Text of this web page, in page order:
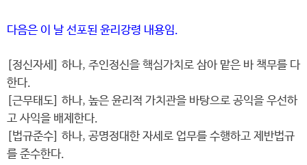
다음은 이 날 선포된 윤리강령 내용임.
[정신자세] 하나, 주인정신을 핵심가치로 삼아 맡은 바 책무를 다
한다.
[근무태도] 하나, 높은 윤리적 가치관을 바탕으로 공익을 우선하
고 사익을 배제한다.
[법규준수] 하나, 공명정대한 자세로 업무를 수행하고 제반법규
를 준수한다.